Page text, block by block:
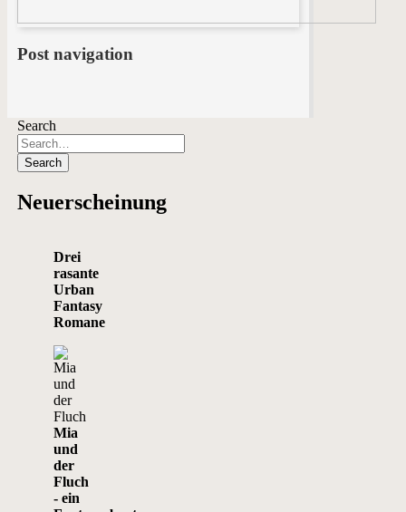
Post navigation
Search
Neuerscheinung
Drei
rasante
Urban
Fantasy
Romane
Mia
und
der
Fluch
- ein